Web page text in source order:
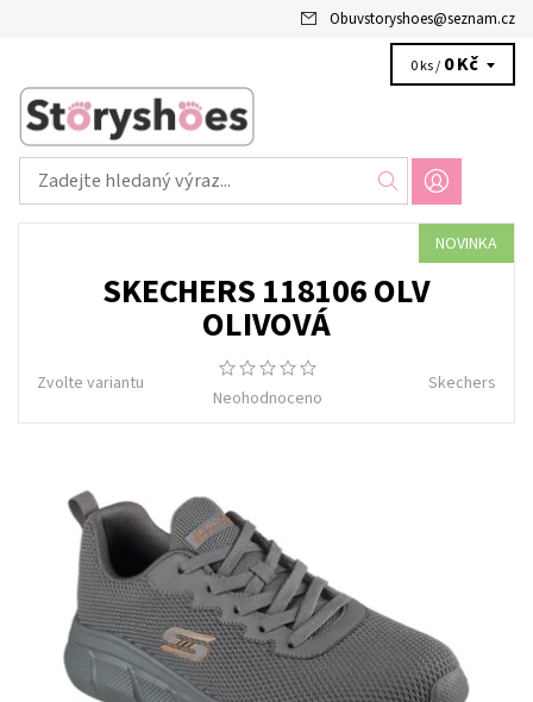
Obuvstoryshoes@seznam.cz
0 ks / 0 Kč
NOVINKA
SKECHERS 118106 OLV
OLIVOVÁ
Zvolte variantu
Neohodnoceno
Skechers